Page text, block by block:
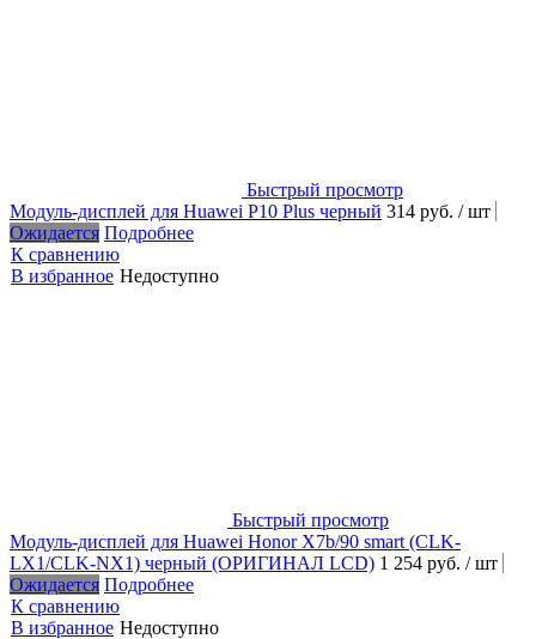
Быстрый просмотр
Модуль-дисплей для Huawei P10 Plus черный 314 руб. / шт
Ожидается Подробнее
К сравнению
В избранное Недоступно
Быстрый просмотр
Модуль-дисплей для Huawei Honor X7b/90 smart (CLK-
LX1/CLK-NX1) черный (ОРИГИНАЛ LCD) 1 254 руб. / шт
Ожидается Подробнее
К сравнению
В избранное Недоступно